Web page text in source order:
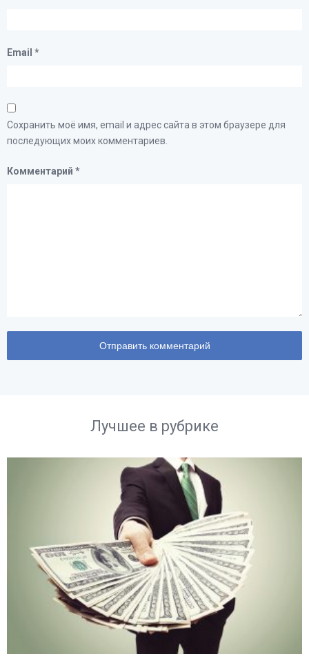
Email *
Сохранить моё имя, email и адрес сайта в этом браузере для
последующих моих комментариев.
Комментарий *
Лучшее в рубрике